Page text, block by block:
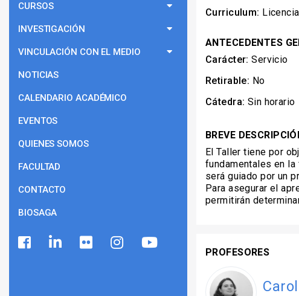
Curriculum:
ANTECEDENTES
Carácter: Servicio
Retirable: No
Cátedra: Sin horario
BREVE
El Taller tiene por
fundamentales en
será guiado por un
Para asegurar el
permitirán
PROFESORES
CURSOS
INVESTIGACIÓN
VINCULACIÓN CON EL MEDIO
NOTICIAS
CALENDARIO ACADÉMICO
EVENTOS
QUIENES SOMOS
FACULTAD
CONTACTO
BIOSAGA